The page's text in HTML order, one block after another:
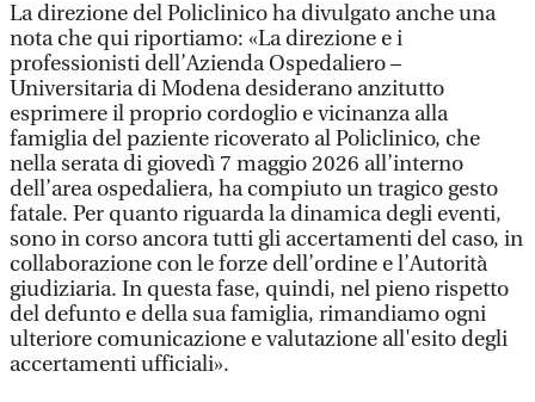
La direzione del Policlinico ha divulgato anche una
nota che qui riportiamo: «La direzione e i
professionisti dell’Azienda Ospedaliero –
Universitaria di Modena desiderano anzitutto
esprimere il proprio cordoglio e vicinanza alla
famiglia del paziente ricoverato al Policlinico, che
nella serata di giovedì 7 maggio 2026 all’interno
dell’area ospedaliera, ha compiuto un tragico gesto
fatale. Per quanto riguarda la dinamica degli eventi,
sono in corso ancora tutti gli accertamenti del caso, in
collaborazione con le forze dell’ordine e l’Autorità
giudiziaria. In questa fase, quindi, nel pieno rispetto
del defunto e della sua famiglia, rimandiamo ogni
ulteriore comunicazione e valutazione all'esito degli
accertamenti ufficiali».